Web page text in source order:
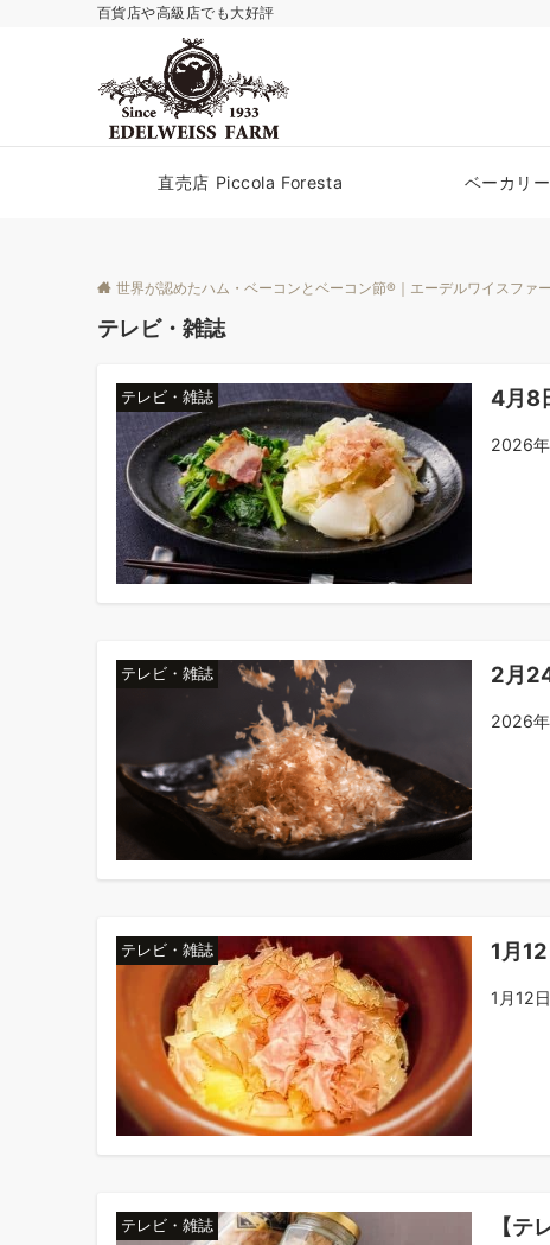
百貨店や高級店でも大好評
直売店 Piccola Foresta ベーカリ
世界が認めたハム・ベーコンとベーコン節®｜エーデルワイスファ
テレビ・雑誌
テレビ・雑誌 4月8
2026
テレビ・雑誌 2月
2026
テレビ・雑誌 1月
1月12
テレビ・雑誌 【